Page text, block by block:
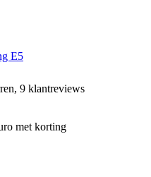
E5
9 klantreviews
met korting